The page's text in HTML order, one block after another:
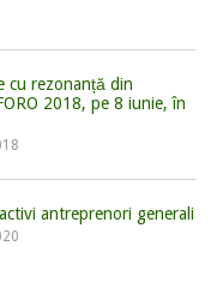
cu rezonanță din
2018, pe 8 iunie, în
antreprenori generali